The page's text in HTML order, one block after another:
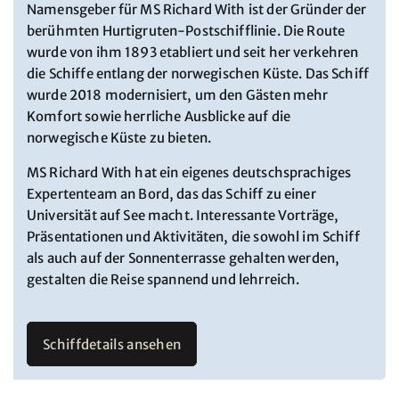
Namensgeber für MS Richard With ist der Gründer der
berühmten Hurtigruten-Postschifflinie. Die Route
wurde von ihm 1893 etabliert und seit her verkehren
die Schiffe entlang der norwegischen Küste. Das Schiff
wurde 2018 modernisiert, um den Gästen mehr
Komfort sowie herrliche Ausblicke auf die
norwegische Küste zu bieten.
MS Richard With hat ein eigenes deutschsprachiges
Expertenteam an Bord, das das Schiff zu einer
Universität auf See macht. Interessante Vorträge,
Präsentationen und Aktivitäten, die sowohl im Schiff
als auch auf der Sonnenterrasse gehalten werden,
gestalten die Reise spannend und lehrreich.
Schiffdetails ansehen